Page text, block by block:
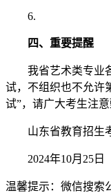
6.
四、重要提醒
我省艺术类专业各
试，不组织也不允许
试”，请广大考生注
山东省教育招生
2024年10月25日
温馨提示：微信搜索